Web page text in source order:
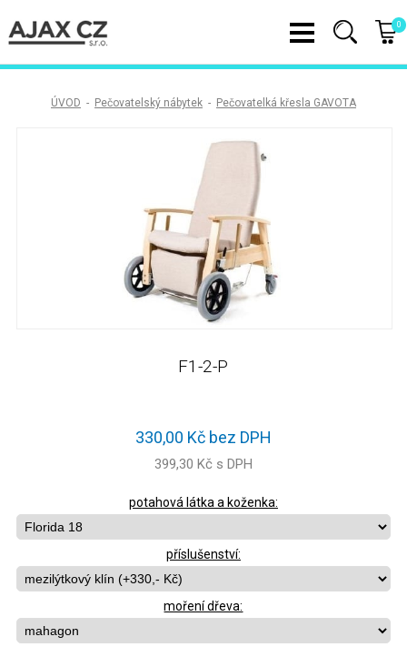
0
ÚVOD - Pečovatelský nábytek - Pečovatelká křesla GAVOTA
F1-2-P
330,00 Kč bez DPH
399,30 Kč s DPH
potahová látka a koženka:
příslušenství:
moření dřeva: